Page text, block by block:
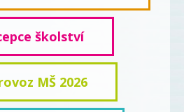
školství
MŠ 2026